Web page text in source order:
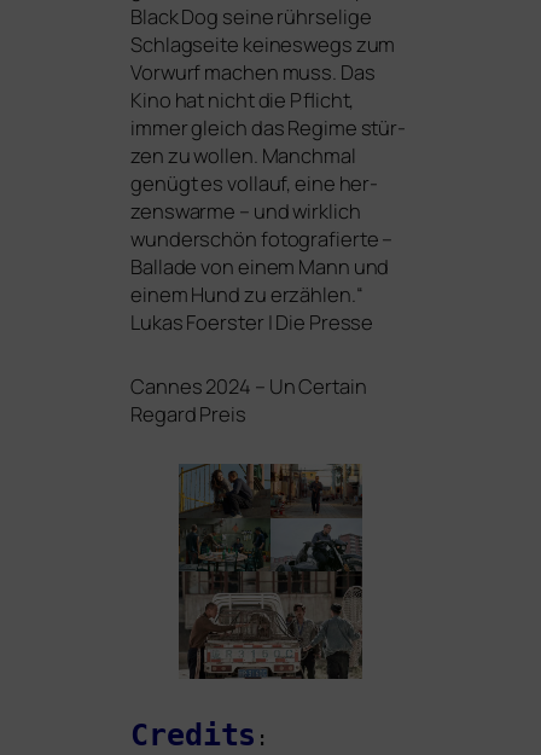
Black Dog sei­ne rühr­se­li­ge
Schlagseite kei­nes­wegs zum
Vorwurf machen muss. Das
Kino hat nicht die Pflicht,
immer gleich das Regime stür­
zen zu wol­len. Manchmal
genügt es voll­auf, eine her­
zens­war­me – und wirk­lich
wun­der­schön foto­gra­fier­te –
Ballade von einem Mann und
einem Hund zu erzäh­len.“
Lukas Foerster | Die Presse
Cannes 2024 – Un Certain
Regard Preis
Credits :